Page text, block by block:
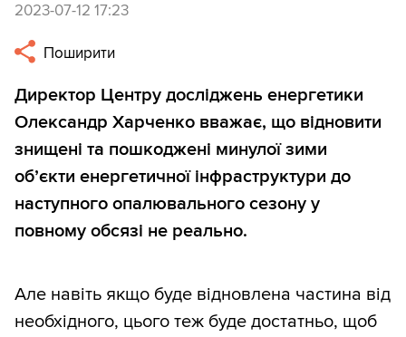
2023-07-12 17:23
Поширити
Директор Центру досліджень енергетики
Олександр Харченко вважає, що відновити
знищені та пошкоджені минулої зими
об’єкти енергетичної інфраструктури до
наступного опалювального сезону у
повному обсязі не реально.
Але навіть якщо буде відновлена частина від
необхідного, цього теж буде достатньо, щоб